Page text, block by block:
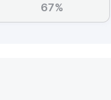
67%